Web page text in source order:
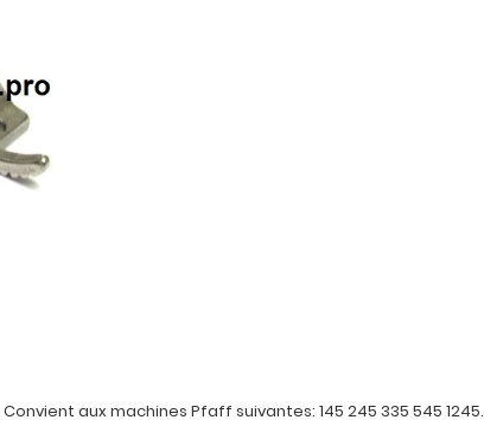
Convient aux machines Pfaff suivantes: 145 245 335 545 1245.